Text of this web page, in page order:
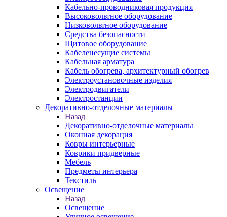
Кабельно-проводниковая продукция
Высоковольтное оборудование
Низковольтное оборудование
Средства безопасности
Щитовое оборудование
Кабеленесущие системы
Кабельная арматура
Кабель обогрева, архитектурный обогрев
Электроустановочные изделия
Электродвигатели
Электростанции
Декоративно-отделочные материалы
Назад
Декоративно-отделочные материалы
Оконная декорация
Ковры интерьерные
Коврики придверные
Мебель
Предметы интерьера
Текстиль
Освещение
Назад
Освещение